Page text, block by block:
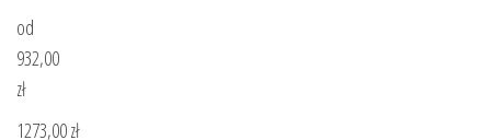
od
932,00
zł
1273,00 zł